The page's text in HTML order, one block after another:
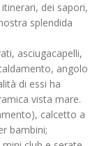
dei sapori,
splendida
asciugacapelli,
angolo
di essi ha
vista mare.
calcetto a
bambini;